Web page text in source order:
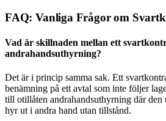
FAQ: Vanliga Frågor om
Vad är skillnaden mellan ett
andrahandsuthyrning?
Det är i princip samma sak. Ett
benämning på ett avtal som inte följer
till otillåten andrahandsuthyrning där den
hyr ut i andra hand utan tillstånd.